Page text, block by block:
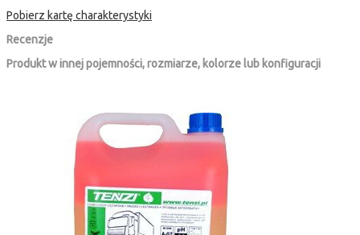
Pobierz kartę charakterystyki
Recenzje
Produkt w innej pojemności, rozmiarze, kolorze lub konfiguracji